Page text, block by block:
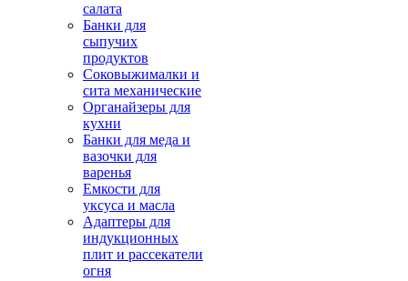
салата
Банки для
сыпучих
продуктов
Соковыжималки и
сита механические
Органайзеры для
кухни
Банки для меда и
вазочки для
варенья
Емкости для
уксуса и масла
Адаптеры для
индукционных
плит и рассекатели
огня